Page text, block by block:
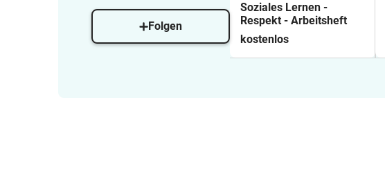
Folgen
Soziales Lernen -
Respekt - Arbeitsheft
kostenlos